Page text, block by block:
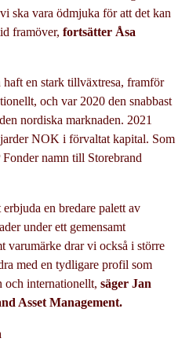
ska vara ödmjuka för att det kan
framöver, fortsätter Åsa
haft en stark tillväxtresa, framför
och var 2020 den snabbast
nordiska marknaden. 2021
NOK i förvaltat kapital. Som
namn till Storebrand
en bredare palett av
under ett gemensamt
varumärke drar vi också i större
med en tydligare profil som
och internationellt, säger Jan
Asset Management.